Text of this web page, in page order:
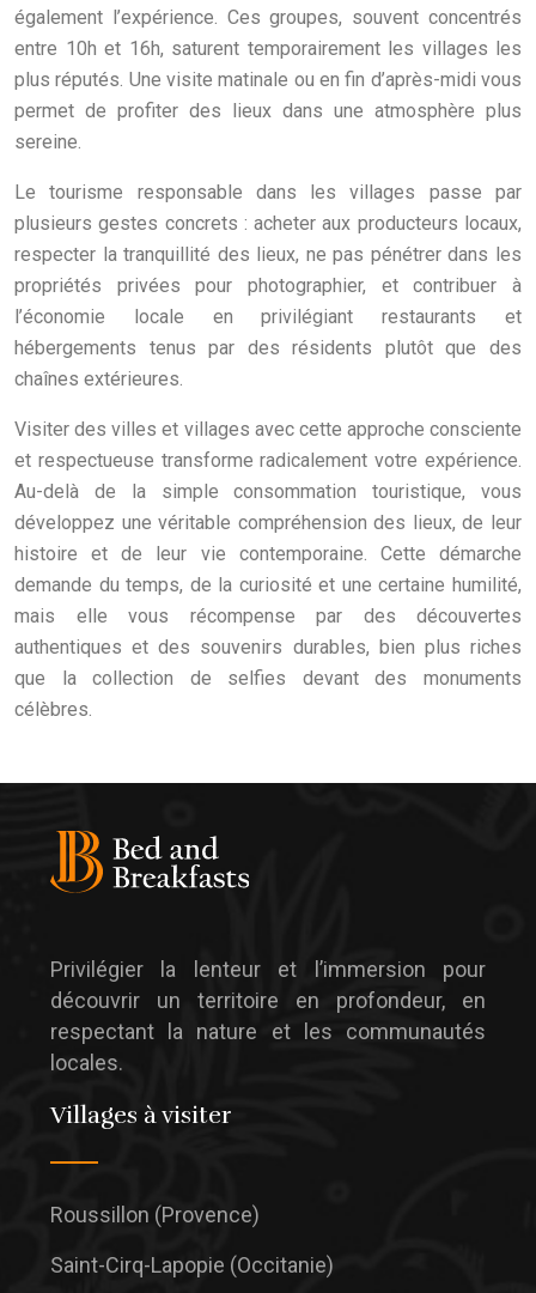
également l’expérience. Ces groupes, souvent concentrés
entre 10h et 16h, saturent temporairement les villages les
plus réputés. Une visite matinale ou en fin d’après-midi vous
permet de profiter des lieux dans une atmosphère plus
sereine.
Le tourisme responsable dans les villages passe par
plusieurs gestes concrets : acheter aux producteurs locaux,
respecter la tranquillité des lieux, ne pas pénétrer dans les
propriétés privées pour photographier, et contribuer à
l’économie locale en privilégiant restaurants et
hébergements tenus par des résidents plutôt que des
chaînes extérieures.
Visiter des villes et villages avec cette approche consciente
et respectueuse transforme radicalement votre expérience.
Au-delà de la simple consommation touristique, vous
développez une véritable compréhension des lieux, de leur
histoire et de leur vie contemporaine. Cette démarche
demande du temps, de la curiosité et une certaine humilité,
mais elle vous récompense par des découvertes
authentiques et des souvenirs durables, bien plus riches
que la collection de selfies devant des monuments
célèbres.
Privilégier la lenteur et l’immersion pour
découvrir un territoire en profondeur, en
respectant la nature et les communautés
locales.
Villages à visiter
Roussillon (Provence)
Saint-Cirq-Lapopie (Occitanie)